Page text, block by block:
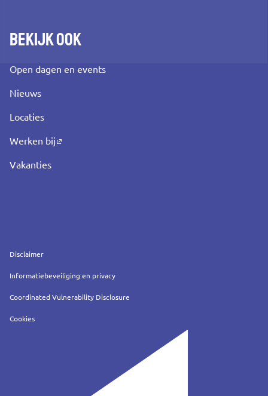
Bekijk ook
Open dagen en events
Nieuws
Locaties
Werken bij
Vakanties
Service
Disclaimer
Informatiebeveiliging en privacy
Coordinated Vulnerability Disclosure
Cookies